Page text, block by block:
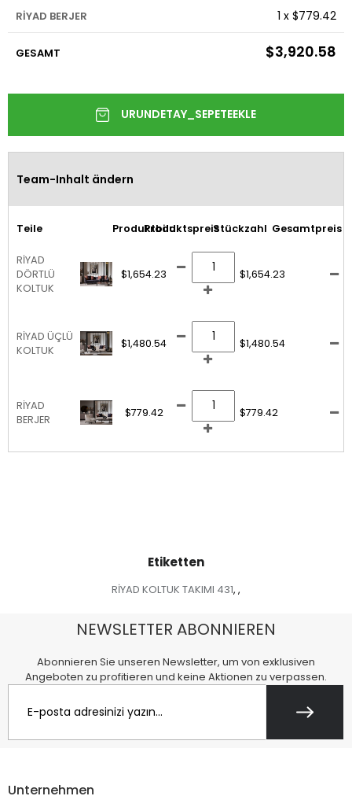
RİYAD BERJER 1 x $779.42
GESAMT $3,920.58
Team-Inhalt ändern
Teile ProduktbildProduktspreisStückzahl Gesamtpreis
RİYAD
DÖRTLÜ
KOLTUK
$1,654.23 $1,654.23
RİYAD ÜÇLÜ
KOLTUK
$1,480.54 $1,480.54
RİYAD
BERJER
$779.42 $779.42
Etiketten
RİYAD KOLTUK TAKIMI 431, ,
NEWSLETTER ABONNIEREN
Abonnieren Sie unseren Newsletter, um von exklusiven
Angeboten zu profitieren und keine Aktionen zu verpassen.
Unternehmen